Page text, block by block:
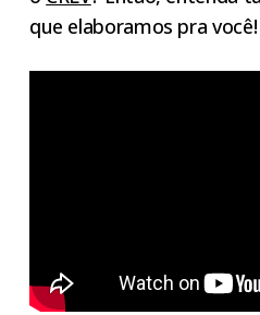
que elaboramos pra você!